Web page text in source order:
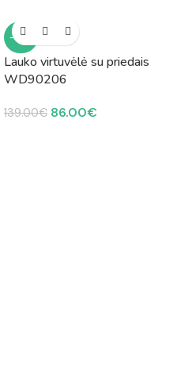
-38%
Lauko virtuvėlė su priedais
WD90206
139.00€ 86.00€